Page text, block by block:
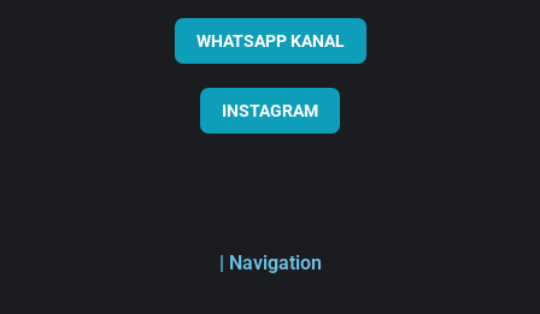
WHATSAPP KANAL
INSTAGRAM
| Navigation